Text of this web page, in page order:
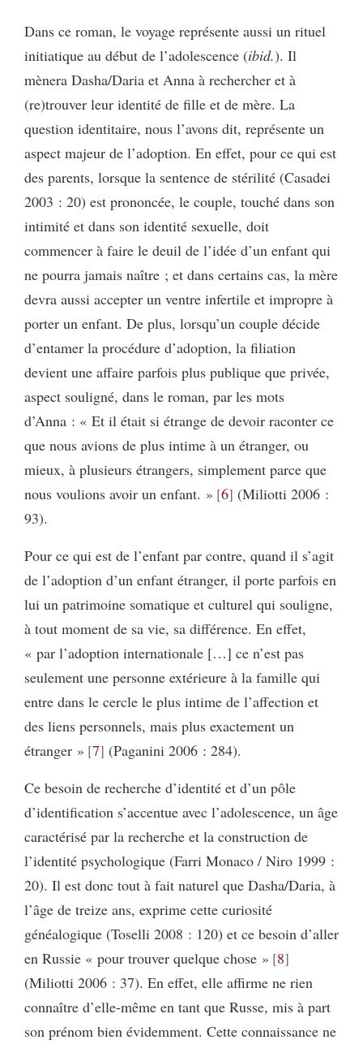
Dans ce roman, le voyage représente aussi un rituel
initiatique au début de l’adolescence (ibid.). Il
mènera Dasha/Daria et Anna à rechercher et à
(re)trouver leur identité de fille et de mère. La
question identitaire, nous l’avons dit, représente un
aspect majeur de l’adoption. En effet, pour ce qui est
des parents, lorsque la sentence de stérilité (Casadei
2003 : 20) est prononcée, le couple, touché dans son
intimité et dans son identité sexuelle, doit
commencer à faire le deuil de l’idée d’un enfant qui
ne pourra jamais naître ; et dans certains cas, la mère
devra aussi accepter un ventre infertile et impropre à
porter un enfant. De plus, lorsqu’un couple décide
d’entamer la procédure d’adoption, la filiation
devient une affaire parfois plus publique que privée,
aspect souligné, dans le roman, par les mots
d’Anna : « Et il était si étrange de devoir raconter ce
que nous avions de plus intime à un étranger, ou
mieux, à plusieurs étrangers, simplement parce que
nous voulions avoir un enfant. » 6 (Miliotti 2006 :
93).
Pour ce qui est de l’enfant par contre, quand il s’agit
de l’adoption d’un enfant étranger, il porte parfois en
lui un patrimoine somatique et culturel qui souligne,
à tout moment de sa vie, sa différence. En effet,
« par l’adoption internationale […] ce n’est pas
seulement une personne extérieure à la famille qui
entre dans le cercle le plus intime de l’affection et
des liens personnels, mais plus exactement un
étranger » 7 (Paganini 2006 : 284).
Ce besoin de recherche d’identité et d’un pôle
d’identification s’accentue avec l’adolescence, un âge
caractérisé par la recherche et la construction de
l’identité psychologique (Farri Monaco / Niro 1999 :
20). Il est donc tout à fait naturel que Dasha/Daria, à
l’âge de treize ans, exprime cette curiosité
généalogique (Toselli 2008 : 120) et ce besoin d’aller
en Russie « pour trouver quelque chose » 8
(Miliotti 2006 : 37). En effet, elle affirme ne rien
connaître d’elle-même en tant que Russe, mis à part
son prénom bien évidemment. Cette connaissance ne